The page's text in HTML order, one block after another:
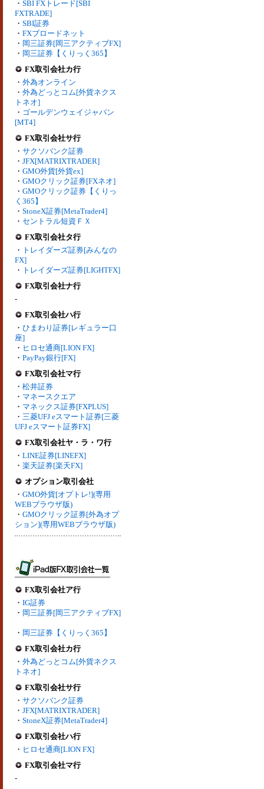
・ SBI FXトレード[SBI
FXTRADE]
・ SBI証券
・ FXブロードネット
・ 岡三証券[岡三アクティブFX]
・ 岡三証券【くりっく365】
FX取引会社カ行
・ 外為オンライン
・ 外為どっとコム[外貨ネクス
トネオ]
・ ゴールデンウェイジャパン
[MT4]
FX取引会社サ行
・ サクソバンク証券
・ JFX[MATRIXTRADER]
・ GMO外貨[外貨ex]
・ GMOクリック証券[FXネオ]
・ GMOクリック証券【くりっ
く365】
・ StoneX証券[MetaTrader4]
・ セントラル短資ＦＸ
FX取引会社タ行
・ トレイダーズ証券[みんなの
FX]
・ トレイダーズ証券[LIGHTFX]
FX取引会社ナ行
-
FX取引会社ハ行
・ ひまわり証券[レギュラー口
座]
・ ヒロセ通商[LION FX]
・ PayPay銀行[FX]
FX取引会社マ行
・ 松井証券
・ マネースクエア
・ マネックス証券[FXPLUS]
・ 三菱UFJ eスマート証券[三菱
UFJ eスマート証券FX]
FX取引会社ヤ・ラ・ワ行
・ LINE証券[LINEFX]
・ 楽天証券[楽天FX]
オプション取引会社
・ GMO外貨[オプトレ!](専用
WEBブラウザ版)
・ GMOクリック証券[外為オプ
ション](専用WEBブラウザ版)
FX取引会社ア行
・ IG証券
・ 岡三証券[岡三アクティブFX]
・ 岡三証券【くりっく365】
FX取引会社カ行
・ 外為どっとコム[外貨ネクス
トネオ]
FX取引会社サ行
・ サクソバンク証券
・ JFX[MATRIXTRADER]
・ StoneX証券[MetaTrader4]
FX取引会社ハ行
・ ヒロセ通商[LION FX]
FX取引会社マ行
-